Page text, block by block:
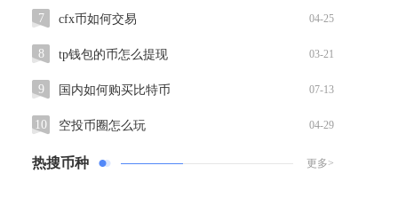
7 cfx币如何交易 04-25
8 tp钱包的币怎么提现 03-21
9 国内如何购买比特币 07-13
10 空投币圈怎么玩 04-29
热搜币种 更多>